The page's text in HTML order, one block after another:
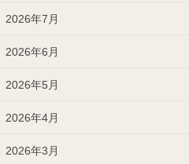
2026年7月
2026年6月
2026年5月
2026年4月
2026年3月